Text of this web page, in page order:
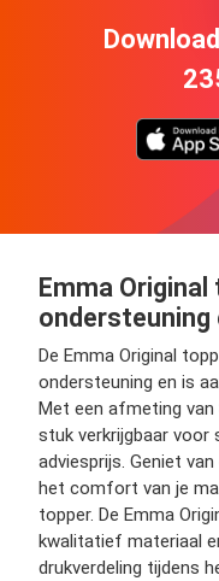
Emma
ondersteuning
De Emma Original
ondersteuning en is
Met een afmeting
stuk verkrijgbaar voor
adviesprijs. Geniet
het comfort van je
topper. De Emma
kwalitatief materiaal
drukverdeling tijdens